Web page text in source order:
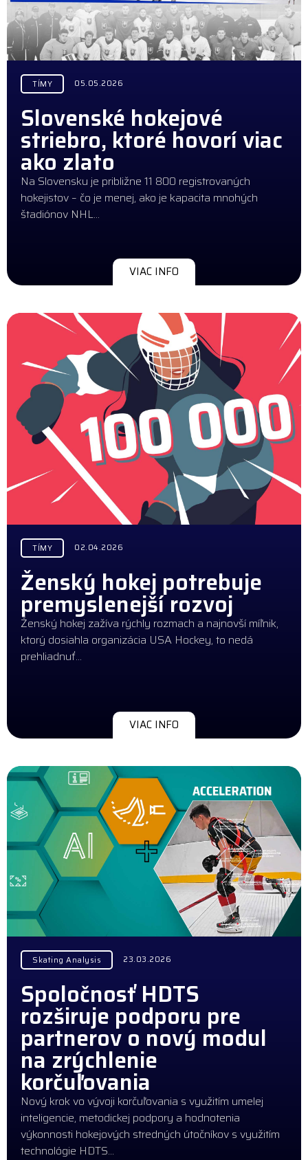
TÍMY 05.05.2026
Slovenské hokejové
striebro, ktoré hovorí viac
ako zlato
Na Slovensku je približne 11 800 registrovaných
hokejistov – čo je menej, ako je kapacita mnohých
štadiónov NHL…
VIAC INFO
TÍMY 02.04.2026
Ženský hokej potrebuje
premyslenejší rozvoj
Ženský hokej zažíva rýchly rozmach a najnovší míľnik,
ktorý dosiahla organizácia USA Hockey, to nedá
prehliadnuť...
VIAC INFO
Skating Analysis 23.03.2026
Spoločnosť HDTS
rozširuje podporu pre
partnerov o nový modul
na zrýchlenie
korčuľovania
Nový krok vo vývoji korčuľovania s využitím umelej
inteligencie, metodickej podpory a hodnotenia
výkonnosti hokejových stredných útočníkov s využitím
technológie HDTS…